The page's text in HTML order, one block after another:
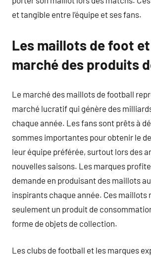
et tangible entre l’équipe et ses fans.
Les maillots de foot
marché des produits
Le marché des maillots de football
marché lucratif qui génère des
chaque année. Les fans sont prêts à
sommes importantes pour obtenir le
leur équipe préférée, surtout lors des
nouvelles saisons. Les marques
demande en produisant des maillots
inspirants chaque année. Ces maillots
seulement un produit de
forme de objets de collection.
Les clubs de football et les marques